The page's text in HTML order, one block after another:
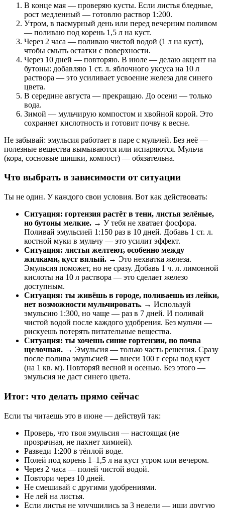
В конце мая — проверяю кусты. Если листья бледные,
рост медленный — готовлю раствор 1:200.
Утром, в пасмурный день или перед вечерним поливом
— поливаю под корень 1,5 л на куст.
Через 2 часа — поливаю чистой водой (1 л на куст),
чтобы смыть остатки с поверхности.
Через 10 дней — повторяю. В июле — делаю акцент на
бутоны: добавляю 1 ст. л. яблочного уксуса на 10 л
раствора — это усиливает усвоение железа для синего
цвета.
В середине августа — прекращаю. До осени — только
вода.
Зимой — мульчирую компостом и хвойной корой. Это
сохраняет кислотность и готовит почву к весне.
Не забывай: эмульсия работает в паре с мульчей. Без неё —
полезные вещества вымываются или испаряются. Мульча
(кора, сосновые шишки, компост) — обязательна.
Что выбрать в зависимости от ситуации
Ты не один. У каждого свои условия. Вот как действовать:
Ситуация: гортензия растёт в тени, листья зелёные,
но бутоны мелкие. → У тебя не хватает фосфора.
Поливай эмульсией 1:150 раз в 10 дней. Добавь 1 ст. л.
костной муки в мульчу — это усилит эффект.
Ситуация: листья желтеют, особенно между
жилками, куст вялый. → Это нехватка железа.
Эмульсия поможет, но не сразу. Добавь 1 ч. л. лимонной
кислоты на 10 л раствора — это сделает железо
доступным.
Ситуация: ты живёшь в городе, поливаешь из лейки,
нет возможности мульчировать. → Используй
эмульсию 1:300, но чаще — раз в 7 дней. И поливай
чистой водой после каждого удобрения. Без мульчи —
рискуешь потерять питательные вещества.
Ситуация: ты хочешь синие гортензии, но почва
щелочная. → Эмульсия — только часть решения. Сразу
после полива эмульсией — внеси 100 г серы под куст
(на 1 кв. м). Повторяй весной и осенью. Без этого —
эмульсия не даст синего цвета.
Итог: что делать прямо сейчас
Если ты читаешь это в июне — действуй так:
Проверь, что твоя эмульсия — настоящая (не
прозрачная, не пахнет химией).
Разведи 1:200 в тёплой воде.
Полей под корень 1–1,5 л на куст утром или вечером.
Через 2 часа — полей чистой водой.
Повтори через 10 дней.
Не смешивай с другими удобрениями.
Не лей на листья.
Если листья не улучшились за 3 недели — ищи другую